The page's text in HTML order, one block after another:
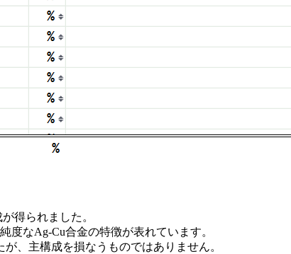
得られました。
度なAg-Cu合金の特徴が表れています。
、主構成を損なうものではありません。